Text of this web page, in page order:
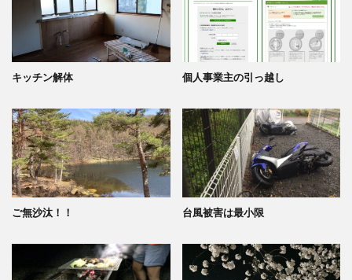
キッチン解体 個人事業主の引っ越し
ご無沙汰！！ 台風被害は最小限